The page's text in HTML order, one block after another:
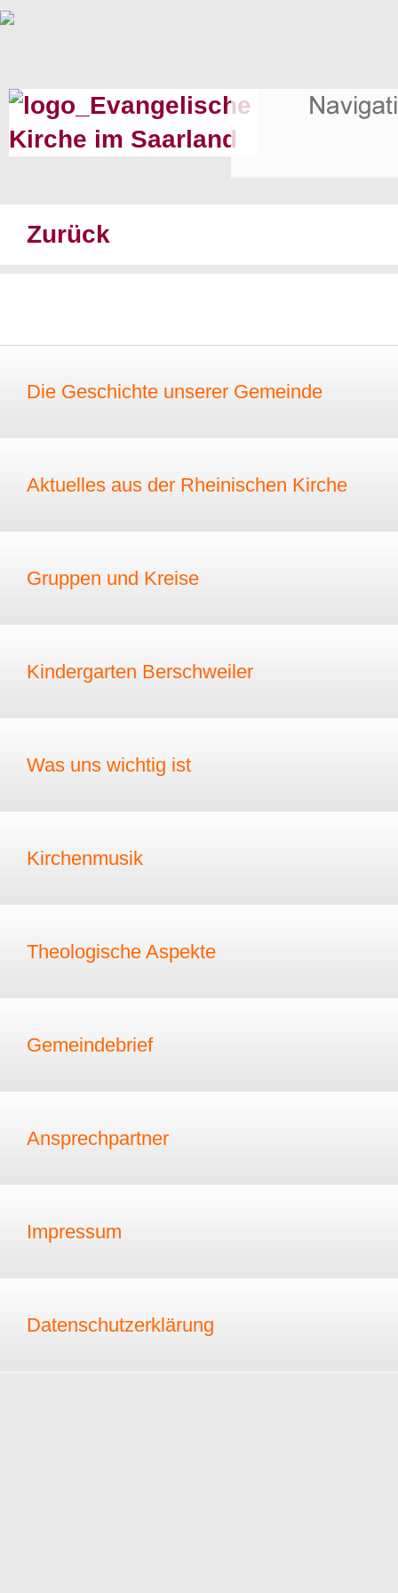
Zurück
Die Geschichte unserer Gemeinde
Aktuelles aus der Rheinischen Kirche
Gruppen und Kreise
Kindergarten Berschweiler
Was uns wichtig ist
Kirchenmusik
Theologische Aspekte
Gemeindebrief
Ansprechpartner
Impressum
Datenschutzerklärung